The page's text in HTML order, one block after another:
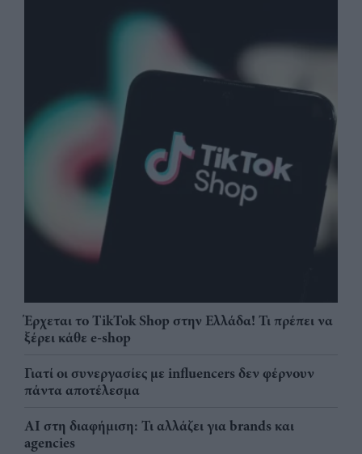
Έρχεται το TikTok Shop στην Ελλάδα! Τι πρέπει να
ξέρει κάθε e-shop
Γιατί οι συνεργασίες με influencers δεν φέρνουν
πάντα αποτέλεσμα
AI στη διαφήμιση: Τι αλλάζει για brands και
agencies